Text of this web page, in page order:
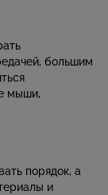
большим
мыши,
порядок, а
и